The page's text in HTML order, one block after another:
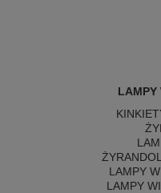
LAMPY
LAMPY
LAMPY